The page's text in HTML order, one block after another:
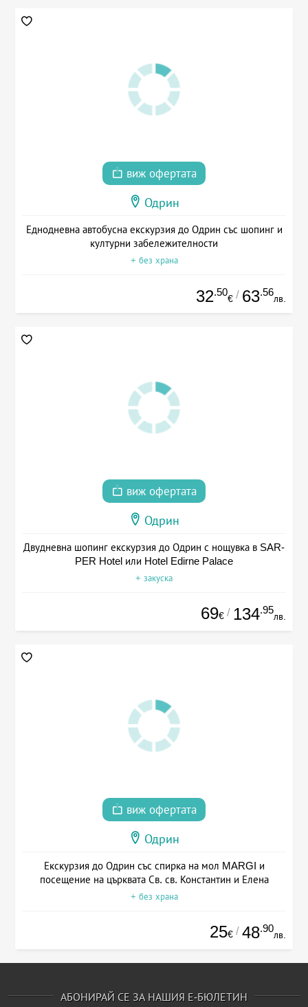
виж офертата
Одрин
Еднодневна автобусна екскурзия до Одрин със шопинг и
културни забележителности
+ без храна
32.50
€ / 63.56
лв.
виж офертата
Одрин
Двудневна шопинг екскурзия до Одрин с нощувка в SAR-
PER Hotel или Hotel Edirne Palace
+ закуска
69€ / 134.95
лв.
виж офертата
Одрин
Екскурзия до Одрин със спирка на мол MARGI и
посещение на църквата Св. св. Константин и Елена
+ без храна
25€ / 48.90
лв.
АБОНИРАЙ СЕ ЗА НАШИЯ Е-БЮЛЕТИН